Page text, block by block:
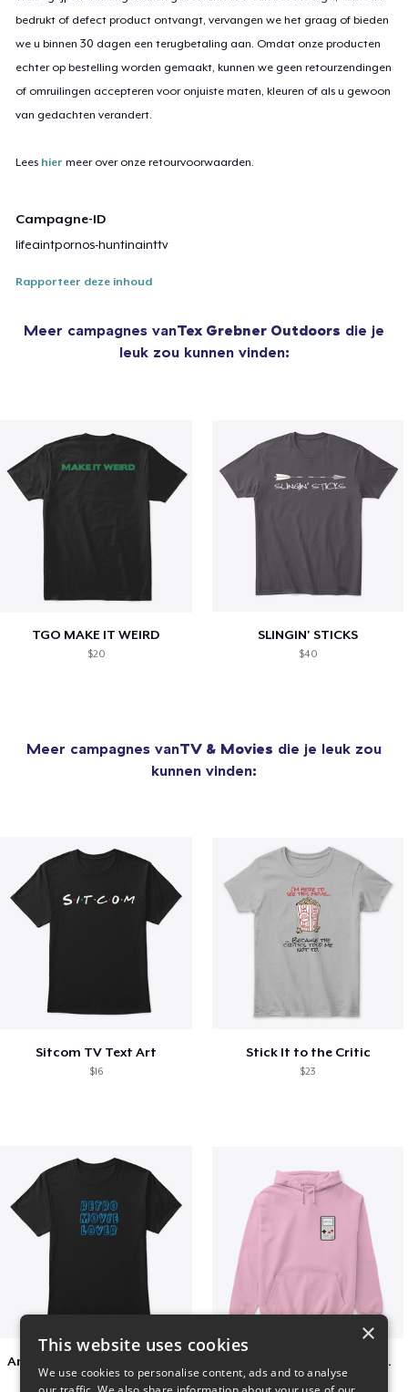
bedrukt of defect product ontvangt, vervangen we het graag of bieden
we u binnen 30 dagen een terugbetaling aan. Omdat onze producten
echter op bestelling worden gemaakt, kunnen we geen retourzendingen
of omruilingen accepteren voor onjuiste maten, kleuren of als u gewoon
van gedachten verandert.
Lees hier meer over onze retourvoorwaarden.
Campagne-ID
lifeaintpornos-huntinainttv
Rapporteer deze inhoud
Meer campagnes vanTex Grebner Outdoors die je
leuk zou kunnen vinden:
TGO MAKE IT WEIRD
$20
SLINGIN' STICKS
$40
Meer campagnes vanTV & Movies die je leuk zou
kunnen vinden:
Sitcom TV Text Art
$16
Stick It to the Critic
$23
Persian Cat watching Cats TV
×
This website uses cookies
We use cookies to personalise content, ads and to analyse